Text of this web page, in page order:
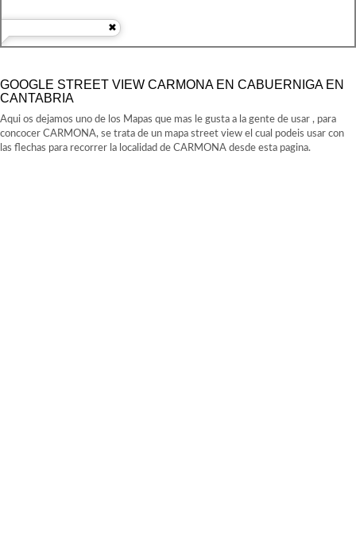
GOOGLE STREET VIEW CARMONA EN CABUERNIGA EN
CANTABRIA
Aqui os dejamos uno de los Mapas que mas le gusta a la gente de usar , para
concocer CARMONA, se trata de un mapa street view el cual podeis usar con
las flechas para recorrer la localidad de CARMONA desde esta pagina.